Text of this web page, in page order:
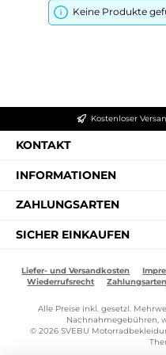
Keine Produkte
Kostenloser
KONTAKT
INFORMATIONEN
ZAHLUNGSARTEN
SICHER EINKAUFEN
Liefer- und Versandkosten
Wiederrufsrecht
Zahlungsarten
Alle Preise inkl. gesetzl.
Nachnahmegebühren,
© 2026 SVEBU